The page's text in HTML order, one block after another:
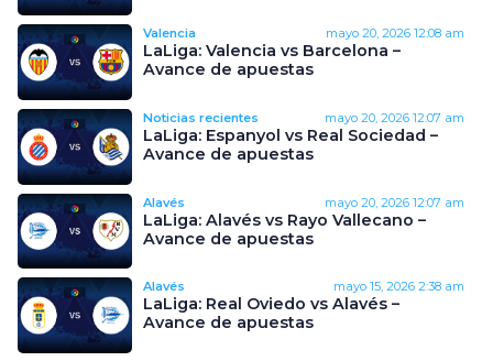
Valencia mayo 20, 2026 12:08 am
LaLiga: Valencia vs Barcelona –
Avance de apuestas
Noticias recientes mayo 20, 2026 12:07 am
LaLiga: Espanyol vs Real Sociedad –
Avance de apuestas
Alavés mayo 20, 2026 12:07 am
LaLiga: Alavés vs Rayo Vallecano –
Avance de apuestas
Alavés mayo 15, 2026 2:38 am
LaLiga: Real Oviedo vs Alavés –
Avance de apuestas